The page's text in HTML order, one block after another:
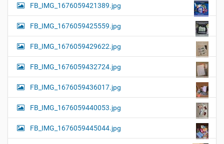
FB_IMG_1676059421389.jpg
FB_IMG_1676059425559.jpg
FB_IMG_1676059429622.jpg
FB_IMG_1676059432724.jpg
FB_IMG_1676059436017.jpg
FB_IMG_1676059440053.jpg
FB_IMG_1676059445044.jpg